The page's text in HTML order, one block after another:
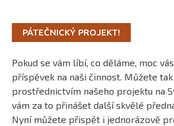
PÁTEČNICKÝ PROJEKT!
Pokud se vám líbí, co děláme, moc
příspěvek na naši činnost. Můžete
prostřednictvím našeho projektu na
vám za to přinášet další skvělé
Nyní můžete přispět i jednorázově